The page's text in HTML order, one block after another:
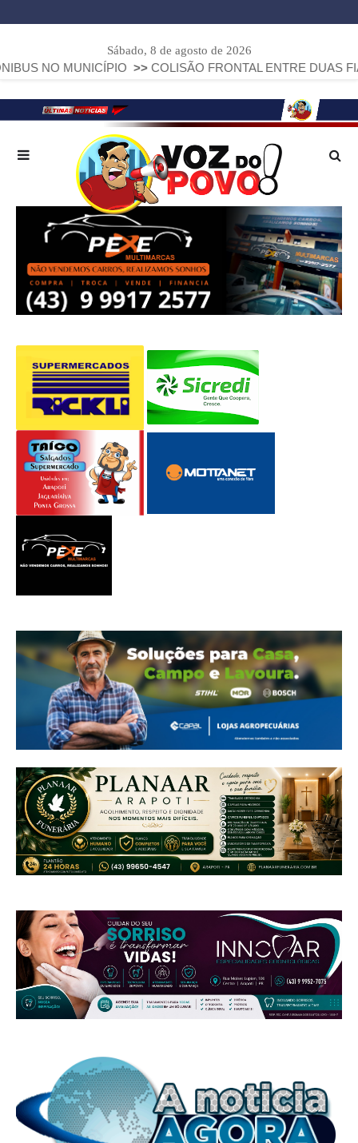
Sábado, 8 de agosto de 2026
>> COLISÃO FRONTAL ENTRE DUAS FIAT STRADA